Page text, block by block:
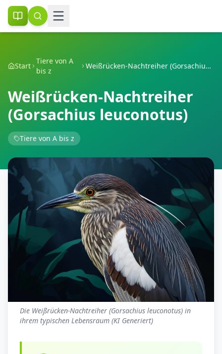
Start
Tiere von A
bis z
Weißrücken-Nachtreiher (Gorsachius leuconotus)
Weißrücken-Nachtreiher
(Gorsachius leuconotus)
Tiere von A bis z
Die Weißrücken-Nachtreiher (Gorsachius leuconotus) in
ihrem typischen Lebensraum (KI Generiert)